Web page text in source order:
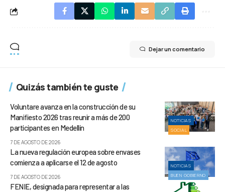
Dejar un comentario
Quizás también te guste
NOTICIAS
SOCIAL
Voluntare avanza en la construcción de su
Manifiesto 2026 tras reunir a más de 200
participantes en Medellín
7 DE AGOSTO DE 2026
NOTICIAS
BUEN GOBIERNO
La nueva regulación europea sobre envases
comienza a aplicarse el 12 de agosto
7 DE AGOSTO DE 2026
FENIE, designada para representar a las